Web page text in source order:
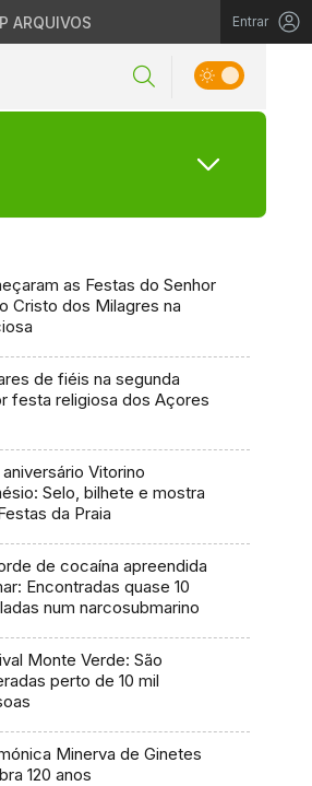
ARQUIVOS Entrar
as Festas do Senhor
Cristo dos Milagres na
de fiéis na segunda
festa religiosa dos Açores
aniversário Vitorino
Selo, bilhete e mostra
da Praia
de cocaína apreendida
Encontradas quase 10
num narcosubmarino
Monte Verde: São
perto de 10 mil
Minerva de Ginetes
120 anos